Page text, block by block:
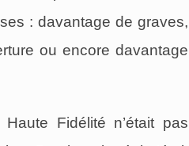
: davantage de graves,
ou encore davantage
Fidélité n’était pas